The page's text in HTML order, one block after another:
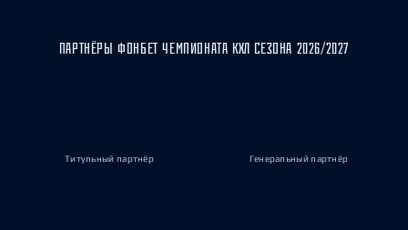
ПАРТНЁРЫ ФОНБЕТ ЧЕМПИОНАТА КХЛ СЕЗОНА 2026/2027
Титульный партнёр Генеральный партнёр